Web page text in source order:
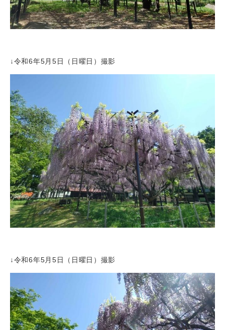
↓令和6年5月5日（日曜日）撮影
↓令和6年5月5日（日曜日）撮影